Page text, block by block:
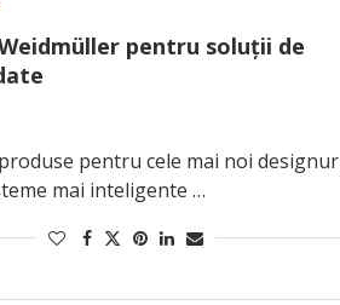
pentru soluții de
pentru cele mai noi
mai inteligente …